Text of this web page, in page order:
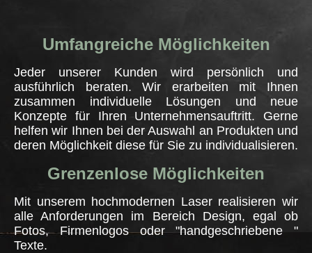
UmfangreicheMöglichkeiten
Jeder unserer Kunden wird persönlich und
ausführlich beraten. Wir erarbeiten mit Ihnen
zusammen individuelle Lösungen und neue
Konzepte für Ihren Unternehmensauftritt. Gerne
helfen wir Ihnen bei der Auswahl an Produkten und
deren Möglichkeit diese für Sie zu individualisieren.
Grenzenlose Möglichkeiten
Mit unserem hochmodernen Laser realisieren wir
alle Anforderungen im Bereich Design, egal ob
Fotos, Firmenlogos oder "handgeschriebene "
Texte.